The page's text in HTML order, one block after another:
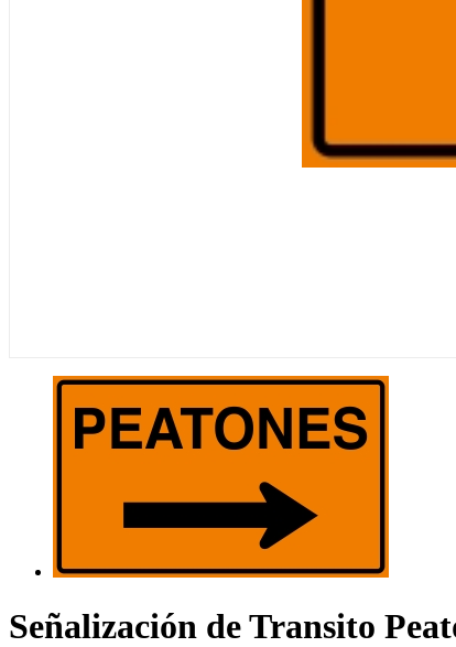
Señalización de Transito